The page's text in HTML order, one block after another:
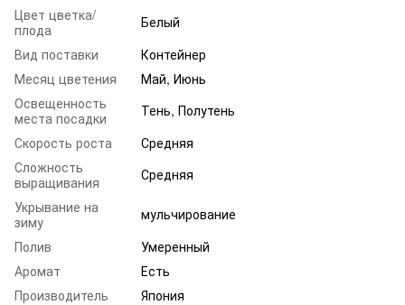
Цвет цветка/
плода
Белый
Вид поставки
Контейнер
Месяц цветения
Май, Июнь
Освещенность
места посадки
Тень, Полутень
Скорость роста
Средняя
Сложность
выращивания
Средняя
Укрывание на
зиму
мульчирование
Полив
Умеренный
Аромат
Есть
Производитель
Япония